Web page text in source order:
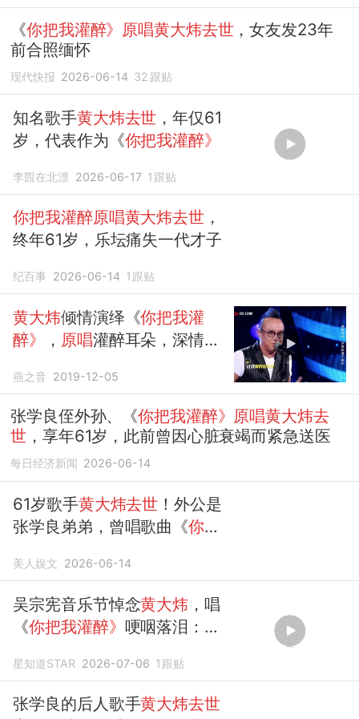
《你把我灌醉》原唱黄大炜去世，女友发23年
前合照缅怀
现代快报 2026-06-14 32 跟贴
知名歌手黄大炜去世 ，年仅61
岁，代表作为《你把我灌醉》
李覴在北漂 2026-06-17 1 跟贴
你把我灌醉原唱黄大炜去世，
终年61岁，乐坛痛失一代才子
纪百事 2026-06-14 1 跟贴
黄大炜倾情演绎《你把我灌
醉》
， 原唱灌醉耳朵，深情执
燕之音 2019-12-05
张学良侄外孙、《你把我灌醉》原唱黄大炜去
世 ，享年61岁，此前曾因心脏衰竭而紧急送医
每日经济新闻 2026-06-14
61岁歌手黄大炜去世 ！外公是
张学良弟弟，曾唱歌曲《你把
美人娱文 2026-06-14
吴宗宪音乐节悼念黄大炜 ，唱
《你把我灌醉》 哽咽落泪：他
星知道STAR 2026-07-06 1 跟贴
张学良的后人歌手黄大炜去世